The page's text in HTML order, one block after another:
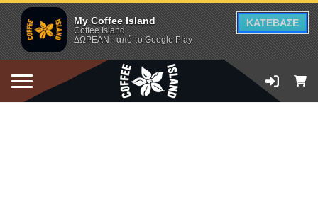
My Coffee Island
Coffee Island
ΔΩΡΕΑΝ - από το Google Play
ΚΑΤΕΒΑΣΕ